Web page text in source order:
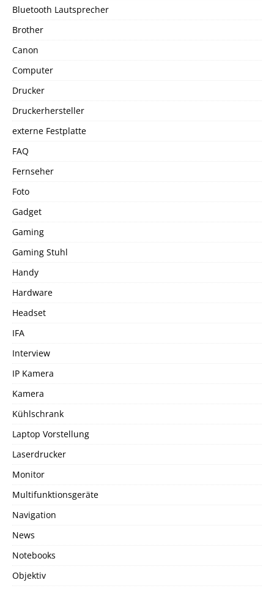
Bluetooth Lautsprecher
Brother
Canon
Computer
Drucker
Druckerhersteller
externe Festplatte
FAQ
Fernseher
Foto
Gadget
Gaming
Gaming Stuhl
Handy
Hardware
Headset
IFA
Interview
IP Kamera
Kamera
Kühlschrank
Laptop Vorstellung
Laserdrucker
Monitor
Multifunktionsgeräte
Navigation
News
Notebooks
Objektiv